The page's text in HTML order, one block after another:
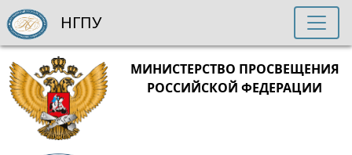
МИНИСТЕРСТВО ПРОСВЕЩЕНИЯ
РОССИЙСКОЙ ФЕДЕРАЦИИ
НГПУ